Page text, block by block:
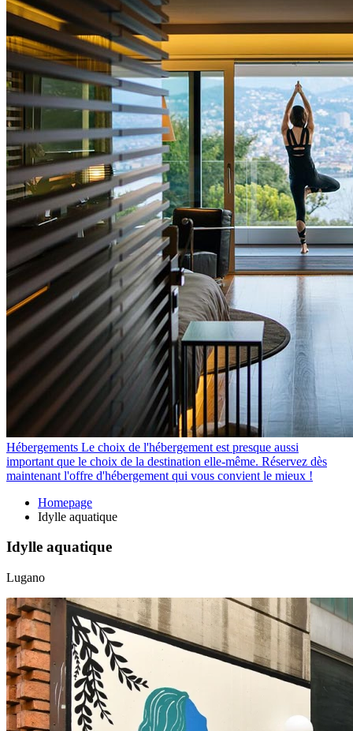
Hébergements Le choix de l'hébergement est presque aussi
important que le choix de la destination elle-même. Réservez dès
maintenant l'offre d'hébergement qui vous convient le mieux !
Homepage
Idylle aquatique
Idylle aquatique
Lugano